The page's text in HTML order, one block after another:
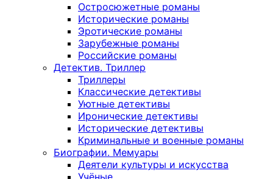
Остросюжетные романы
Исторические романы
Эротические романы
Зарубежные романы
Российские романы
Детектив. Триллер
Триллеры
Классические детективы
Уютные детективы
Иронические детективы
Исторические детективы
Криминальные и военные романы
Биографии. Мемуары
Деятели культуры и искусства
Учёные